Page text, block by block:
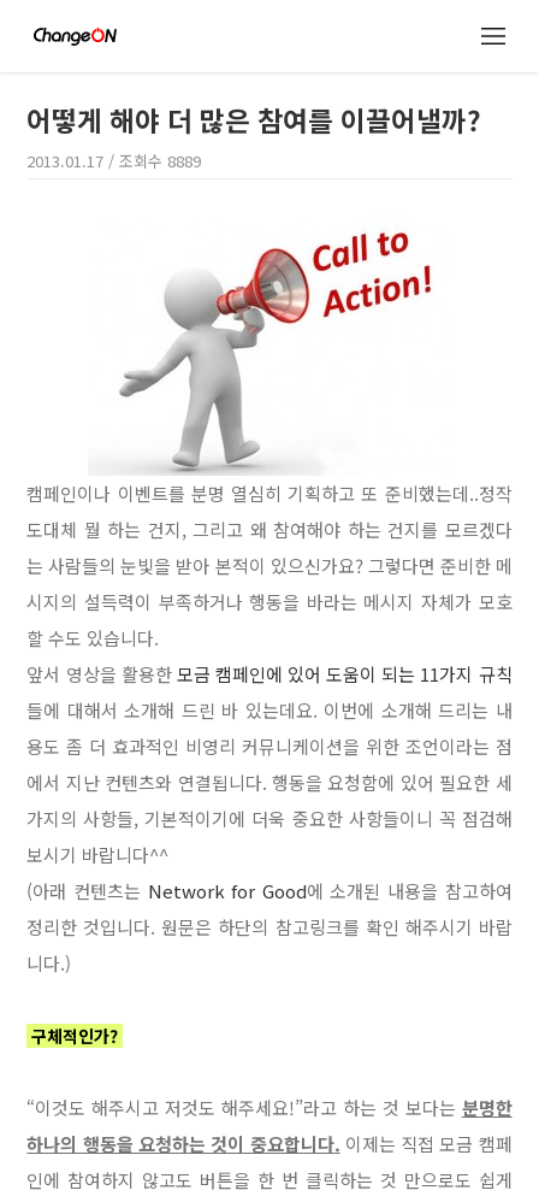
어떻게 해야 더 많은 참여를 이끌어낼까?
2013.01.17 / 조회수 8889
캠페인이나 이벤트를 분명 열심히 기획하고 또 준비했는데..정작
도대체 뭘 하는 건지, 그리고 왜 참여해야 하는 건지를 모르겠다
는 사람들의 눈빛을 받아 본적이 있으신가요? 그렇다면 준비한 메
시지의 설득력이 부족하거나 행동을 바라는 메시지 자체가 모호
할 수도 있습니다.
앞서 영상을 활용한모금 캠페인에 있어 도움이 되는 11가지 규칙
들에 대해서 소개해 드린 바 있는데요. 이번에 소개해 드리는 내
용도 좀 더 효과적인 비영리 커뮤니케이션을 위한 조언이라는 점
에서 지난 컨텐츠와 연결됩니다. 행동을 요청함에 있어 필요한 세
가지의 사항들, 기본적이기에 더욱 중요한 사항들이니 꼭 점검해
보시기 바랍니다^^
(아래 컨텐츠는 Network for Good에 소개된 내용을 참고하여
정리한 것입니다. 원문은 하단의 참고링크를 확인 해주시기 바랍
니다.)
구체적인가?
“이것도 해주시고 저것도 해주세요!”라고 하는 것 보다는 분명한
하나의 행동을 요청하는 것이 중요합니다. 이제는 직접 모금 캠페
인에 참여하지 않고도 버튼을 한 번 클릭하는 것 만으로도 쉽게